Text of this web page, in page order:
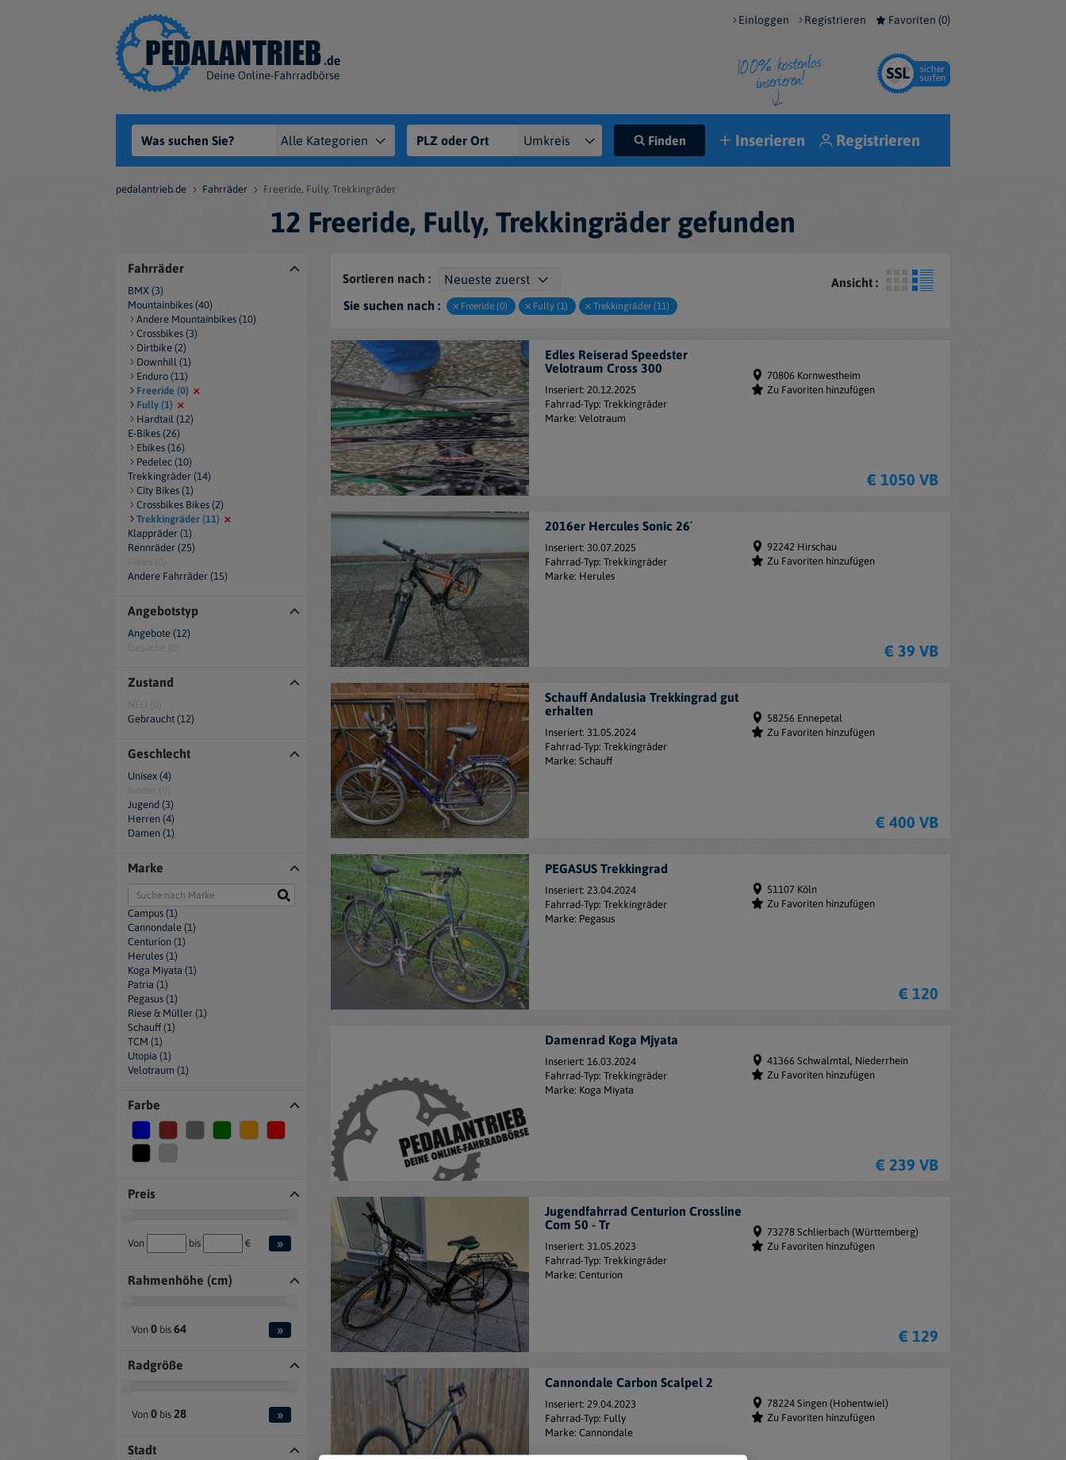
Einloggen Registrieren Favoriten (0)
Finden Inserieren Registrieren
pedalantrieb.de Fahrräder Freeride, Fully, Trekkingräder
12 Freeride, Fully, Trekkingräder gefunden
Fahrräder
BMX (3)
Mountainbikes (40)
Andere Mountainbikes (10)
Crossbikes (3)
Dirtbike (2)
Downhill (1)
Enduro (11)
Freeride (0)
Fully (1)
Hardtail (12)
E-Bikes (26)
Ebikes (16)
Pedelec (10)
Trekkingräder (14)
City Bikes (1)
Crossbikes Bikes (2)
Trekkingräder (11)
Klappräder (1)
Rennräder (25)
Andere Fahrräder (15)
Angebotstyp
Angebote (12)
Zustand
Gebraucht (12)
Geschlecht
Unisex (4)
Jugend (3)
Herren (4)
Damen (1)
Marke
Campus (1)
Cannondale (1)
Centurion (1)
Herules (1)
Koga Miyata (1)
Patria (1)
Pegasus (1)
Riese & Müller (1)
Schauff (1)
TCM (1)
Utopia (1)
Velotraum (1)
Farbe
Preis
Von bis € »
Rahmenhöhe (cm)
Von 0 bis 64 »
Radgröße
Von 0 bis 28 »
Stadt
Sortieren nach :
Ansicht :
Sie suchen nach :
Freeride (0) Fully (1) Trekkingräder (11)
70806 Kornwestheim
Zu Favoriten hinzufügen
€ 1050 VB
Edles Reiserad Speedster
Velotraum Cross 300
Inseriert: 20.12.2025
Fahrrad-Typ: Trekkingräder
Marke: Velotraum
92242 Hirschau
Zu Favoriten hinzufügen
€ 39 VB
2016er Hercules Sonic 26´
Inseriert: 30.07.2025
Fahrrad-Typ: Trekkingräder
Marke: Herules
58256 Ennepetal
Zu Favoriten hinzufügen
€ 400 VB
Schauff Andalusia Trekkingrad gut
erhalten
Inseriert: 31.05.2024
Fahrrad-Typ: Trekkingräder
Marke: Schauff
51107 Köln
Zu Favoriten hinzufügen
€ 120
PEGASUS Trekkingrad
Inseriert: 23.04.2024
Fahrrad-Typ: Trekkingräder
Marke: Pegasus
41366 Schwalmtal, Niederrhein
Zu Favoriten hinzufügen
€ 239 VB
Damenrad Koga Mjyata
Inseriert: 16.03.2024
Fahrrad-Typ: Trekkingräder
Marke: Koga Miyata
73278 Schlierbach (Württemberg)
Zu Favoriten hinzufügen
€ 129
Jugendfahrrad Centurion Crossline
Com 50 - Tr
Inseriert: 31.05.2023
Fahrrad-Typ: Trekkingräder
Marke: Centurion
78224 Singen (Hohentwiel)
Zu Favoriten hinzufügen
Cannondale Carbon Scalpel 2
Inseriert: 29.04.2023
Fahrrad-Typ: Fully
Marke: Cannondale